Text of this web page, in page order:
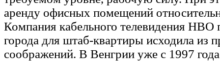
аренду офисных помещений
Компания кабельного телевидения HBO
города для штаб-квартиры исходила из
соображений. В Венгрии уже с 1997